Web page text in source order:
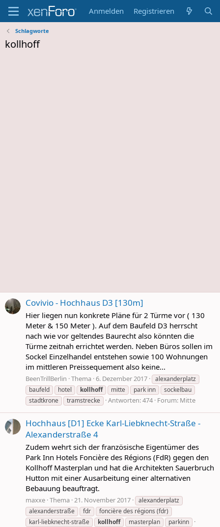
Anmelden Registrieren
Schlagworte
kollhoff
Covivio - Hochhaus D3 [130m]
Hier liegen nun konkrete Pläne für 2 Türme vor ( 130
Meter & 150 Meter ). Auf dem Baufeld D3 herrscht
nach wie vor geltendes Baurecht also könnten die
Türme zeitnah errichtet werden. Neben Büros sollen im
Sockel Einzelhandel entstehen sowie 100 Wohnungen
im mittleren Preissequement also keine...
BeenTrillBerlin Thema 6. Dezember 2017
alexanderplatz
baufeld
hotel kollhoff mitte park inn
sockelbau
stadtkrone
tramstrecke Antworten: 474 Forum: Mitte
Hochhaus [D1] Ecke Karl-Liebknecht-Straße -
Alexanderstraße 4
Zudem wehrt sich der französische Eigentümer des
Park Inn Hotels Foncière des Régions (FdR) gegen den
Kollhoff Masterplan und hat die Architekten Sauerbruch
Hutton mit einer Ausarbeitung einer alternativen
Bebauung beauftragt.
maxxe Thema 21. November 2017
alexanderplatz
alexanderstraße
fdr
foncière des régions (fdr)
karl-liebknecht-straße
kollhoff masterplan parkinn